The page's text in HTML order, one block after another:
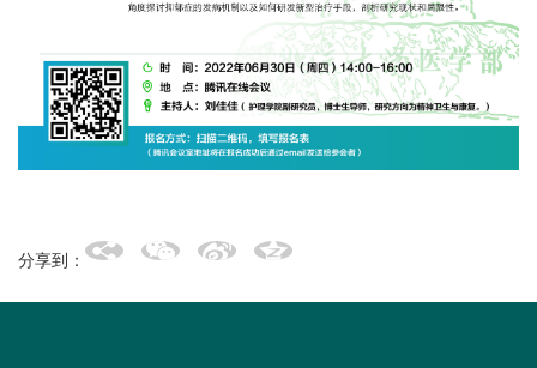
分享到：